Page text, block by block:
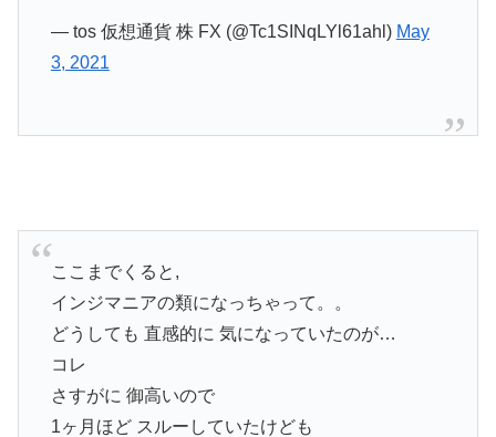
— tos 仮想通貨 株 FX (@Tc1SINqLYl61ahl) May
3, 2021
ここまでくると,
インジマニアの類になっちゃって。。
どうしても 直感的に 気になっていたのが…
コレ
さすがに 御高いので
1ヶ月ほど スルーしていたけども